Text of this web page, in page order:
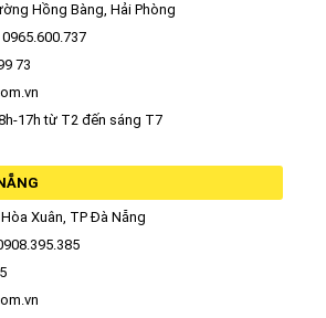
Hồng Bàng, Hải Phòng
73
17h từ T2 đến sáng T7
Xuân, TP Đà Nẵng